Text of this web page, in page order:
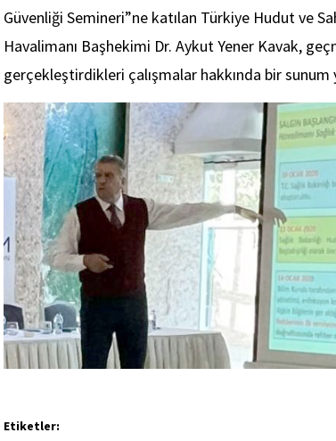
Güvenliği Semineri”ne katılan Türkiye Hudut ve
Havalimanı Başhekimi Dr. Aykut Yener Kavak,
gerçekleştirdikleri çalışmalar hakkında bir sunum
Etiketler: